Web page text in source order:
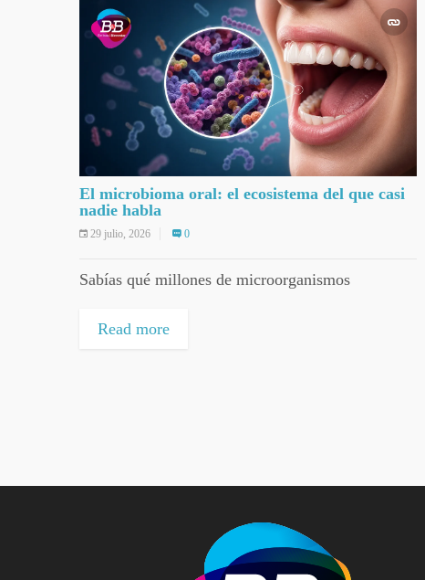
El microbioma oral: el ecosistema del que casi
nadie habla
29 julio, 2026 0
Sabías qué millones de microorganismos
Read more